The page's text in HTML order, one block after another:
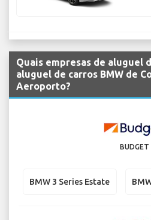
Quais empresas de aluguel
aluguel de carros BMW de
Aeroporto?
BUDGET
BMW 3 Series Estate